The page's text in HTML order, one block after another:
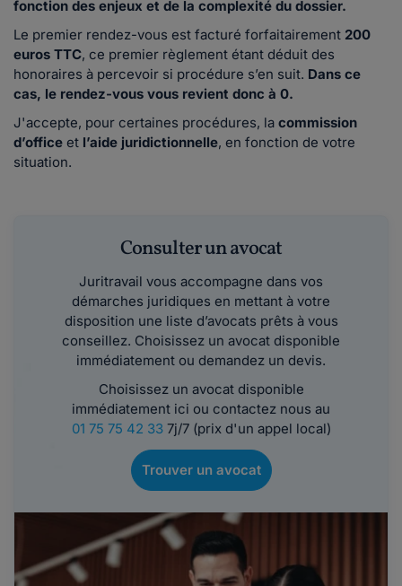
fonction des enjeux et de la complexité du dossier.
Le premier rendez-vous est facturé forfaitairement 200
euros TTC, ce premier règlement étant déduit des
honoraires à percevoir si procédure s’en suit. Dans ce
cas, le rendez-vous vous revient donc à 0.
J'accepte, pour certaines procédures, la commission
d’office et l’aide juridictionnelle, en fonction de votre
situation.
Consulter un avocat
Juritravail vous accompagne dans vos
démarches juridiques en mettant à votre
disposition une liste d’avocats prêts à vous
conseillez. Choisissez un avocat disponible
immédiatement ou demandez un devis.
Choisissez un avocat disponible
immédiatement ici ou contactez nous au
01 75 75 42 337j/7 (prix d'un appel local)
Trouver un avocat